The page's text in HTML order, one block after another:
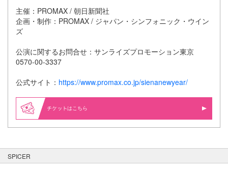
主催：PROMAX / 朝日新聞社
企画・制作：PROMAX / ジャパン・シンフォニック・ウイン
ズ
公演に関するお問合せ：サンライズプロモーション東京
0570-00-3337
公式サイト： https://www.promax.co.jp/sienanewyear/
はこちら
SPICER